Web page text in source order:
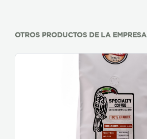
OTROS PRODUCTOS DE LA EMPRESA